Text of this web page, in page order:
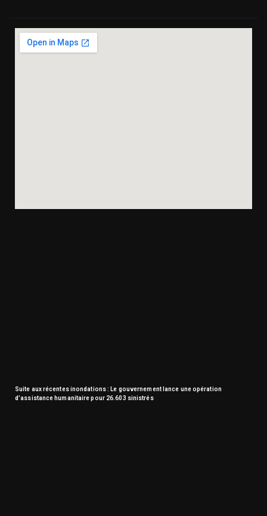
Suite aux récentes inondations : Le gouvernement lance une opération
d’assistance humanitaire pour 26.603 sinistrés